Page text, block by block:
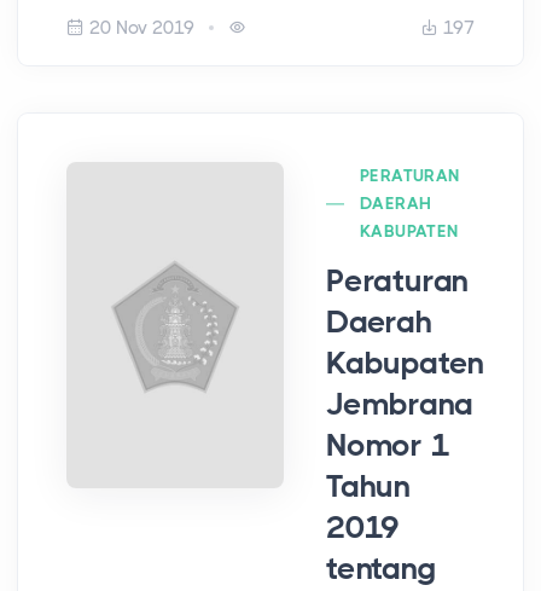
20 Nov 2019 197
PERATURAN
DAERAH
KABUPATEN
Peraturan
Daerah
Kabupaten
Jembrana
Nomor 1
Tahun
2019
tentang